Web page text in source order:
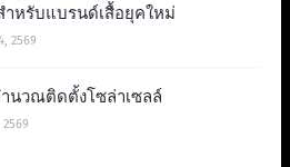
หรับแบรนด์เสื้อยุคใหม่
2569
นวณติดตั้งโซล่าเซลล์